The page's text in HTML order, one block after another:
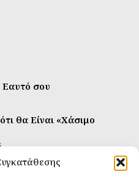
Εαυτό σου
θα Είναι «Χάσιμο
Κομπούτσα